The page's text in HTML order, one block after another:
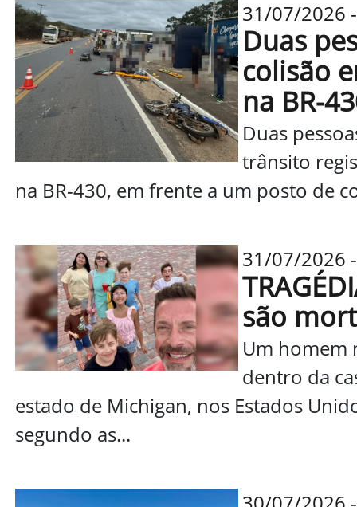
31/07/2026
Duas
colisão
na BR-
Duas
trânsito
na BR-430, em frente a um posto de
31/07/2026
são
Um homem
dentro da
estado de Michigan, nos Estados
segundo as...